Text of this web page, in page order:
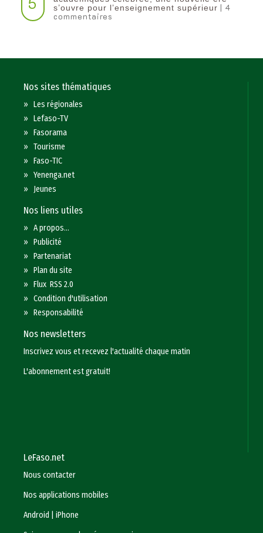
s’ouvre pour l’enseignement supérieur | 4
commentaires
Nos sites thématiques
»Les régionales
»Lefaso-TV
»Fasorama
»Tourisme
»Faso-TIC
»Yenenga.net
» Jeunes
Nos liens utiles
»A propos...
»Publicité
»Partenariat
»Plan du site
»Flux RSS 2.0
»Condition d'utilisation
»Responsabilité
Nos newsletters
Inscrivez vous et recevez l'actualité chaque matin
L'abonnement est gratuit!
LeFaso.net
Nous contacter
Nos applications mobiles
Android
|iPhone